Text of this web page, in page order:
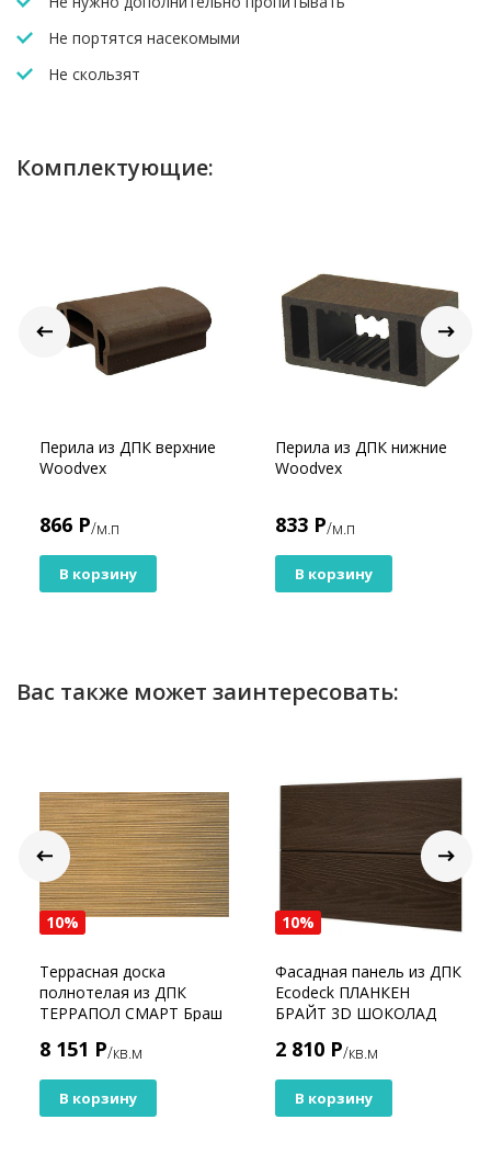
композитными, так и алюминиевыми балясинами!
Круглые балясины из алюминия шириной 20 мм уже
подготовлены в размер 75см для быстрого
Не портятся насекомыми
Не скользят
Комплектующие:
Перила из ДПК верхние
Woodvex
866 Р/м.п
В корзину
Перила из ДПК нижние
Woodvex
833 Р/м.п
В корзину
Вас также может заинтересовать:
10%
Террасная доска
полнотелая из ДПК
ТЕРРАПОЛ СМАРТ Браш
8 151 Р/кв.м
В корзину
10%
Фасадная панель из ДПК
Ecodeck ПЛАНКЕН
БРАЙТ 3D ШОКОЛАД
2 810 Р/кв.м
В корзину